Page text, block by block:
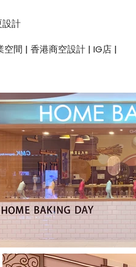
計
間 | 香港商空設計 | IG店 |